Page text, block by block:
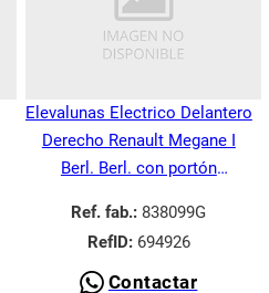
Elevalunas Electrico Delantero
Derecho Renault Megane I
Berl. Berl. con portón
Ref. fab.: 838099G
RefID:694926
Contactar